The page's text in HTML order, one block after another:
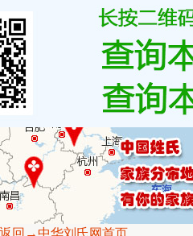
回→中华刘氏网首页